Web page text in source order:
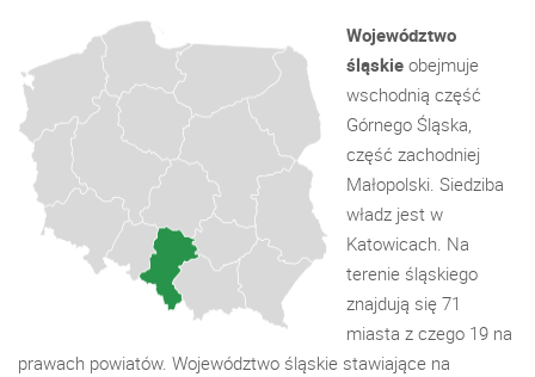
Województwo
śląskie obejmuje
wschodnią część
Górnego Śląska,
część zachodniej
Małopolski. Siedziba
władz jest w
Katowicach. Na
terenie śląskiego
znajdują się 71
miasta z czego 19 na
prawach powiatów. Województwo śląskie stawiające na